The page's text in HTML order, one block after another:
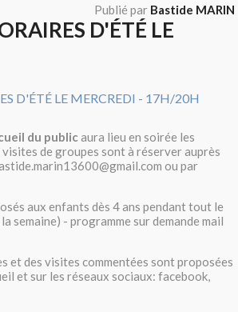
Publié par Bastide MARIN
D'ÉTÉ LE
du publicaura lieu en soirée les
de groupes sont à réserver auprès
ou par
aux enfants dès 4 ans pendant tout le
semaine) - programme sur demande mail
et des visites commentées sont proposées
et sur les réseaux sociaux: facebook,